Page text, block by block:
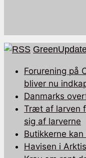
Forurening på
bliver nu
Danmarks
Træt af larven
sig af larverne
Butikkerne
Havisen i